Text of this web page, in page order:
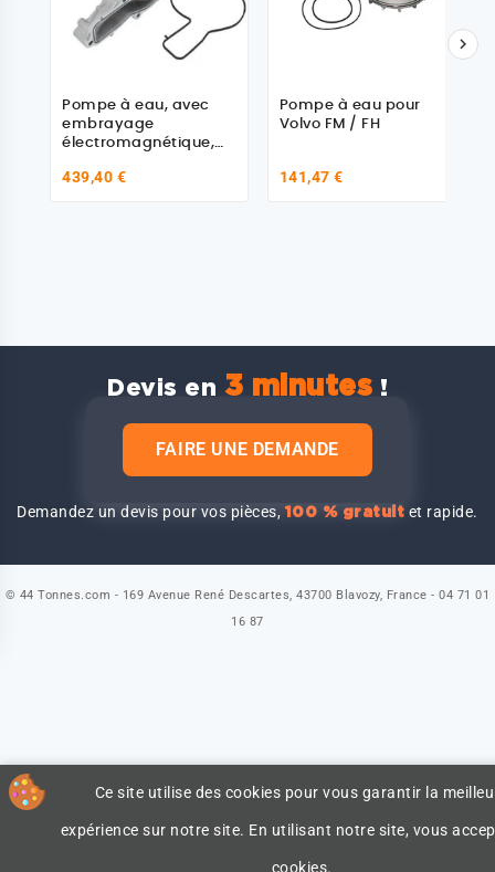
Pompe à eau, avec
embrayage
électromagnétique,
Renault 7421814005 -
439,40 €
Pompe à eau pour
Volvo FM / FH
141,47 €

Devis en 3 minutes !
FAIRE UNE DEMANDE
Demandez un devis pour vos pièces,100 % gratuit et rapide.
Ce site utilise des cookies pour vous garantir la
expérience sur notre site. En utilisant notre site, vous
cookies.
© 44 Tonnes.com - 169 Avenue René Descartes, 43700 Blavozy, France - 04 71 01
16 87